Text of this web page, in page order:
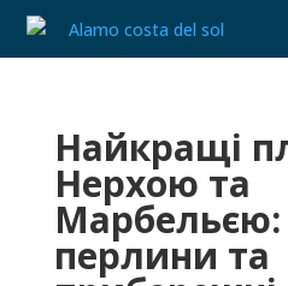
Найкращі
Нерхою та
Марбельєю:
перлини та